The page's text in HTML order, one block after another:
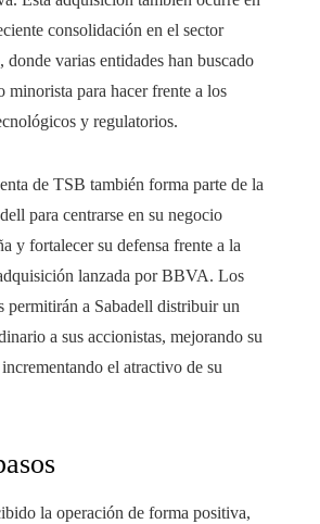
consolidación en el sector
varias entidades han buscado
minorista para hacer frente a los
y regulatorios.
de TSB también forma parte de la
para centrarse en su negocio
y fortalecer su defensa frente a la
lanzada por BBVA. Los
permitirán a Sabadell distribuir un
a sus accionistas, mejorando su
el atractivo de su
la operación de forma positiva,